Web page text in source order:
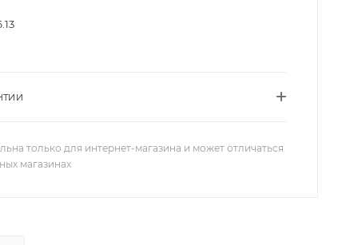
только для интернет-магазина и может отличаться
магазинах